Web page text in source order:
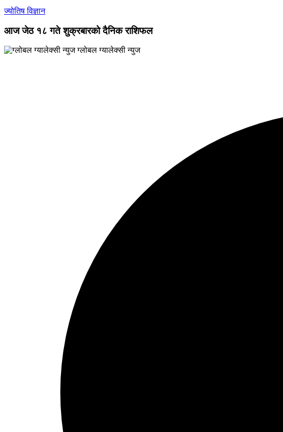
ज्योतिष विज्ञान
आज जेठ १८ गते शुक्रबारको दैनिक राशिफल
ग्लोबल ग्यालेक्सी न्युज